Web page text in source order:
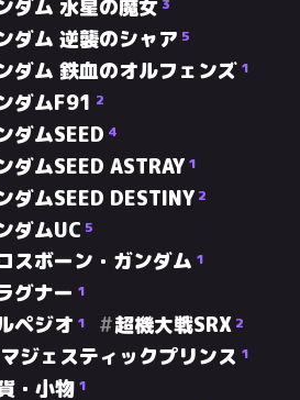
ダム 水星の魔女 3
ダム 逆襲のシャア 5
ダム 鉄血のオルフェンズ 1
ダムF91 2
ダムSEED 4
ダムSEED ASTRAY 1
ダムSEED DESTINY 2
ダムUC 5
スボーン・ガンダム 1
グナー 1
ペジオ 1 超機大戦SRX 2
ジェスティックプリンス 1
・小物 1